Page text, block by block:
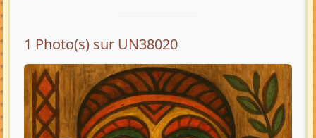
1 Photo(s) sur UN38020